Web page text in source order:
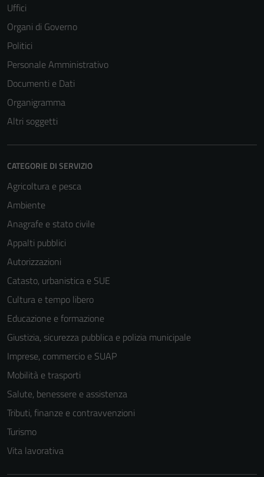
Uffici
Organi di Governo
Politici
Personale Amministrativo
Documenti e Dati
Organigramma
Altri soggetti
CATEGORIE DI SERVIZIO
Agricoltura e pesca
Ambiente
Anagrafe e stato civile
Appalti pubblici
Autorizzazioni
Catasto, urbanistica e SUE
Cultura e tempo libero
Educazione e formazione
Giustizia, sicurezza pubblica e polizia municipale
Imprese, commercio e SUAP
Mobilità e trasporti
Salute, benessere e assistenza
Tributi, finanze e contravvenzioni
Turismo
Vita lavorativa